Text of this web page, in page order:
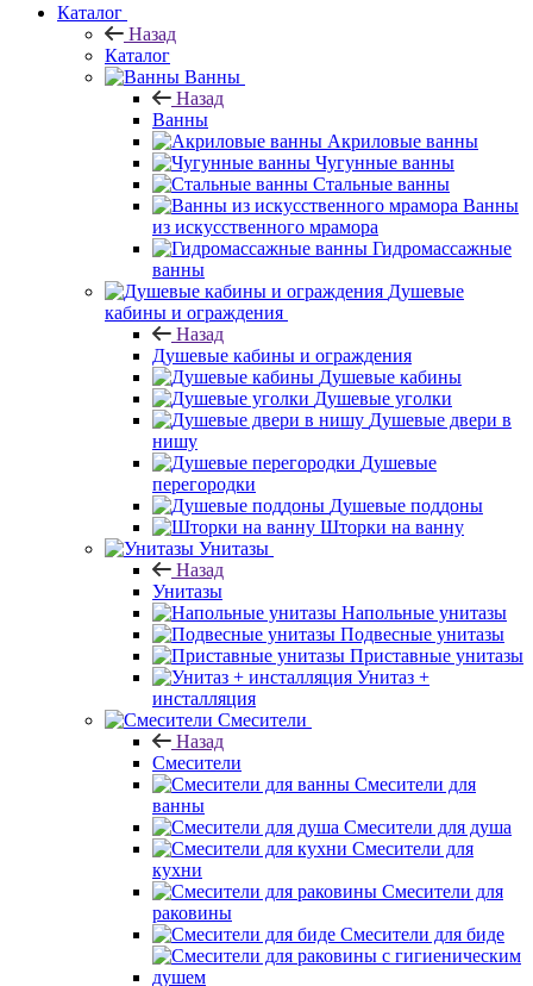
Каталог
Назад
Каталог
Ванны
Назад
Ванны
Акриловые ванны
Чугунные ванны
Стальные ванны
Ванны
из искусственного мрамора
Гидромассажные
ванны
Душевые
кабины и ограждения
Назад
Душевые кабины и ограждения
Душевые кабины
Душевые уголки
Душевые двери в
нишу
Душевые
перегородки
Душевые поддоны
Шторки на ванну
Унитазы
Назад
Унитазы
Напольные унитазы
Подвесные унитазы
Приставные унитазы
Унитаз +
инсталляция
Смесители
Назад
Смесители
Смесители для
ванны
Смесители для душа
Смесители для
кухни
Смесители для
раковины
Смесители для биде